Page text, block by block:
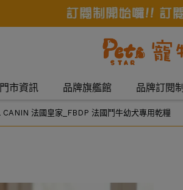
門市資訊 品牌旗艦館 品牌訂閱制
CANIN 法國皇家_FBDP 法國鬥牛幼犬專用乾糧